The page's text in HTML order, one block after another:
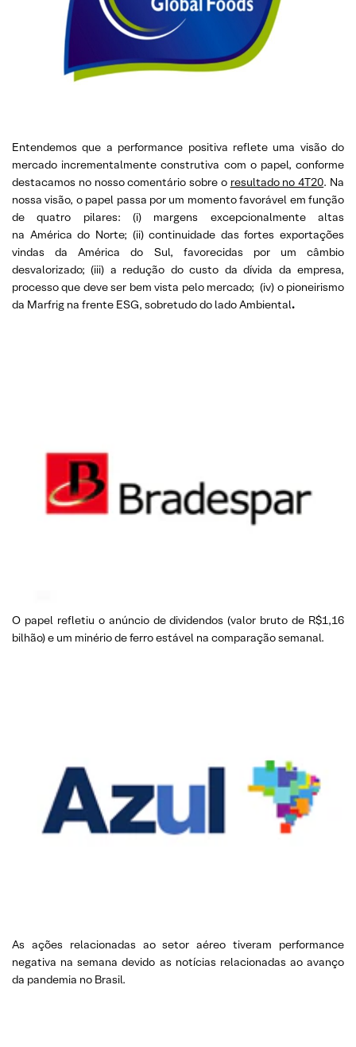
Entendemos que a performance positiva reflete uma visão do
mercado incrementalmente construtiva com o papel, conforme
destacamos no nosso comentário sobre o resultado no 4T20. Na
nossa visão, o papel passa por um momento favorável em função
de quatro pilares: (i) margens excepcionalmente altas
na América do Norte; (ii) continuidade das fortes exportações
vindas da América do Sul, favorecidas por um câmbio
desvalorizado; (iii) a redução do custo da dívida da empresa,
processo que deve ser bem vista pelo mercado; (iv) o pioneirismo
da Marfrig na frente ESG, sobretudo do lado Ambiental.
O papel refletiu o anúncio de dividendos (valor bruto de R$1,16
bilhão) e um minério de ferro estável na comparação semanal.
As ações relacionadas ao setor aéreo tiveram performance
negativa na semana devido as notícias relacionadas ao avanço
da pandemia no Brasil.